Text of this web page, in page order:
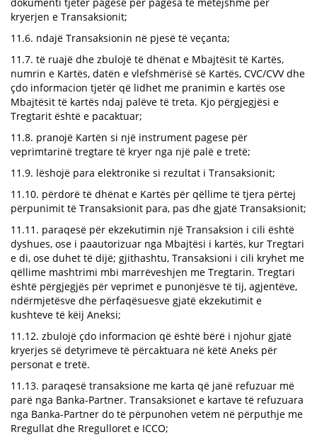
kryerjen e Transaksionit;
11.6. ndajë Transaksionin në pjesë të veçanta;
11.7. të ruajë dhe zbulojë të dhënat e Mbajtësit të Kartës,
numrin e Kartës, datën e vlefshmërisë së Kartës, CVC/CVV dhe
çdo informacion tjetër që lidhet me pranimin e kartës ose
Mbajtësit të kartës ndaj palëve të treta. Kjo përgjegjësi e
Tregtarit është e pacaktuar;
11.8. pranojë Kartën si një instrument pagese për
veprimtarinë tregtare të kryer nga një palë e tretë;
11.9. lëshojë para elektronike si rezultat i Transaksionit;
11.10. përdorë të dhënat e Kartës për qëllime të tjera përtej
përpunimit të Transaksionit para, pas dhe gjatë Transaksionit;
11.11. paraqesë për ekzekutimin një Transaksion i cili është
dyshues, ose i paautorizuar nga Mbajtësi i kartës, kur Tregtari
e di, ose duhet të dijë; gjithashtu, Transaksioni i cili kryhet me
qëllime mashtrimi mbi marrëveshjen me Tregtarin. Tregtari
është përgjegjës për veprimet e punonjësve të tij, agjentëve,
ndërmjetësve dhe përfaqësuesve gjatë ekzekutimit e
kushteve të këij Aneksi;
11.12. zbulojë çdo informacion që është bërë i njohur gjatë
kryerjes së detyrimeve të përcaktuara në këtë Aneks për
personat e tretë.
11.13. paraqesë transaksione me karta që janë refuzuar më
parë nga Banka-Partner. Transaksionet e kartave të refuzuara
nga Banka-Partner do të përpunohen vetëm në përputhje me
Rregullat dhe Rregulloret e ICCO;